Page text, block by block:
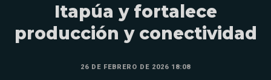
Itapúa y fortalece
producción y conectividad
26 DE FEBRERO DE 2026 18:08